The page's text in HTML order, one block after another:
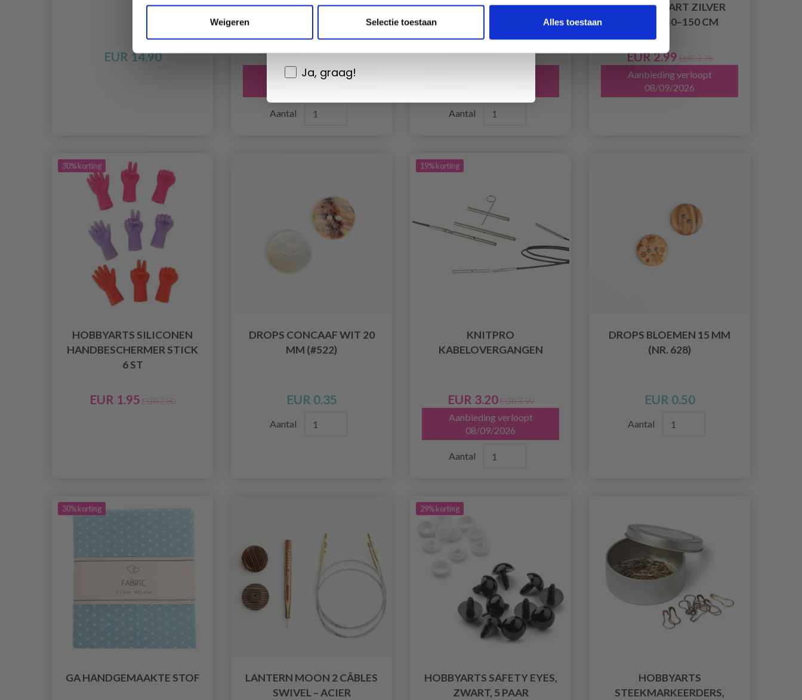
Weigeren Selectie toestaan Alles toestaan
EUR 14.90
STEEKMARKEERDERS,
DIVERSE KLEUREN, 25 ST.
EUR 1.99
Aanbieding verloopt
Aantal
VEILIGHEIDSOGEN ZWART
EUR 5.65
Aantal
KABEL, ZWART ZILVER
SWIVEL, 40–150 CM
EUR 2.99 EUR 3.75
Aanbieding verloopt
08/09/2026
30% korting
HOBBYARTS SILICONEN
HANDBESCHERMER STICK
6 ST
EUR 1.95 EUR 2.80
DROPS CONCAAF WIT 20
MM (#522)
EUR 0.35
Aantal
19% korting
KNITPRO
KABELOVERGANGEN
EUR 3.20 EUR 3.99
Aanbieding verloopt
08/09/2026
Aantal
DROPS BLOEMEN 15 MM
(NR. 628)
EUR 0.50
Aantal
30% korting
GA HANDGEMAAKTE STOF
LANTERN MOON 2 CÂBLES
SWIVEL – ACIER
29% korting
HOBBYARTS SAFETY EYES,
ZWART, 5 PAAR
HOBBYARTS
STEEKMARKEERDERS,
Wil je liever nieuws ontvangen over onze
Ja, graag!